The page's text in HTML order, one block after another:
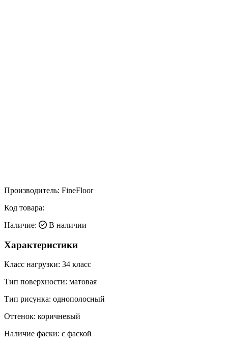
Производитель: FineFloor
Код товара:
Наличие:
В наличии
Характеристики
Класс нагрузки: 34 класс
Тип поверхности: матовая
Тип рисунка: однополосный
Оттенок: коричневый
Наличие фаски: с фаской